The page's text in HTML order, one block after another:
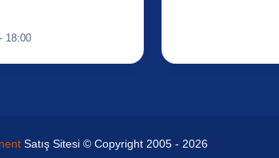
18:00
Satış Sitesi © Copyright 2005 - 2026